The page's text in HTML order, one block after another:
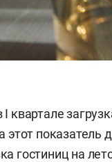
показатель
гостиниц на